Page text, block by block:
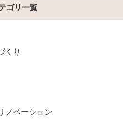
ゴリ一覧
くり
ノベーション